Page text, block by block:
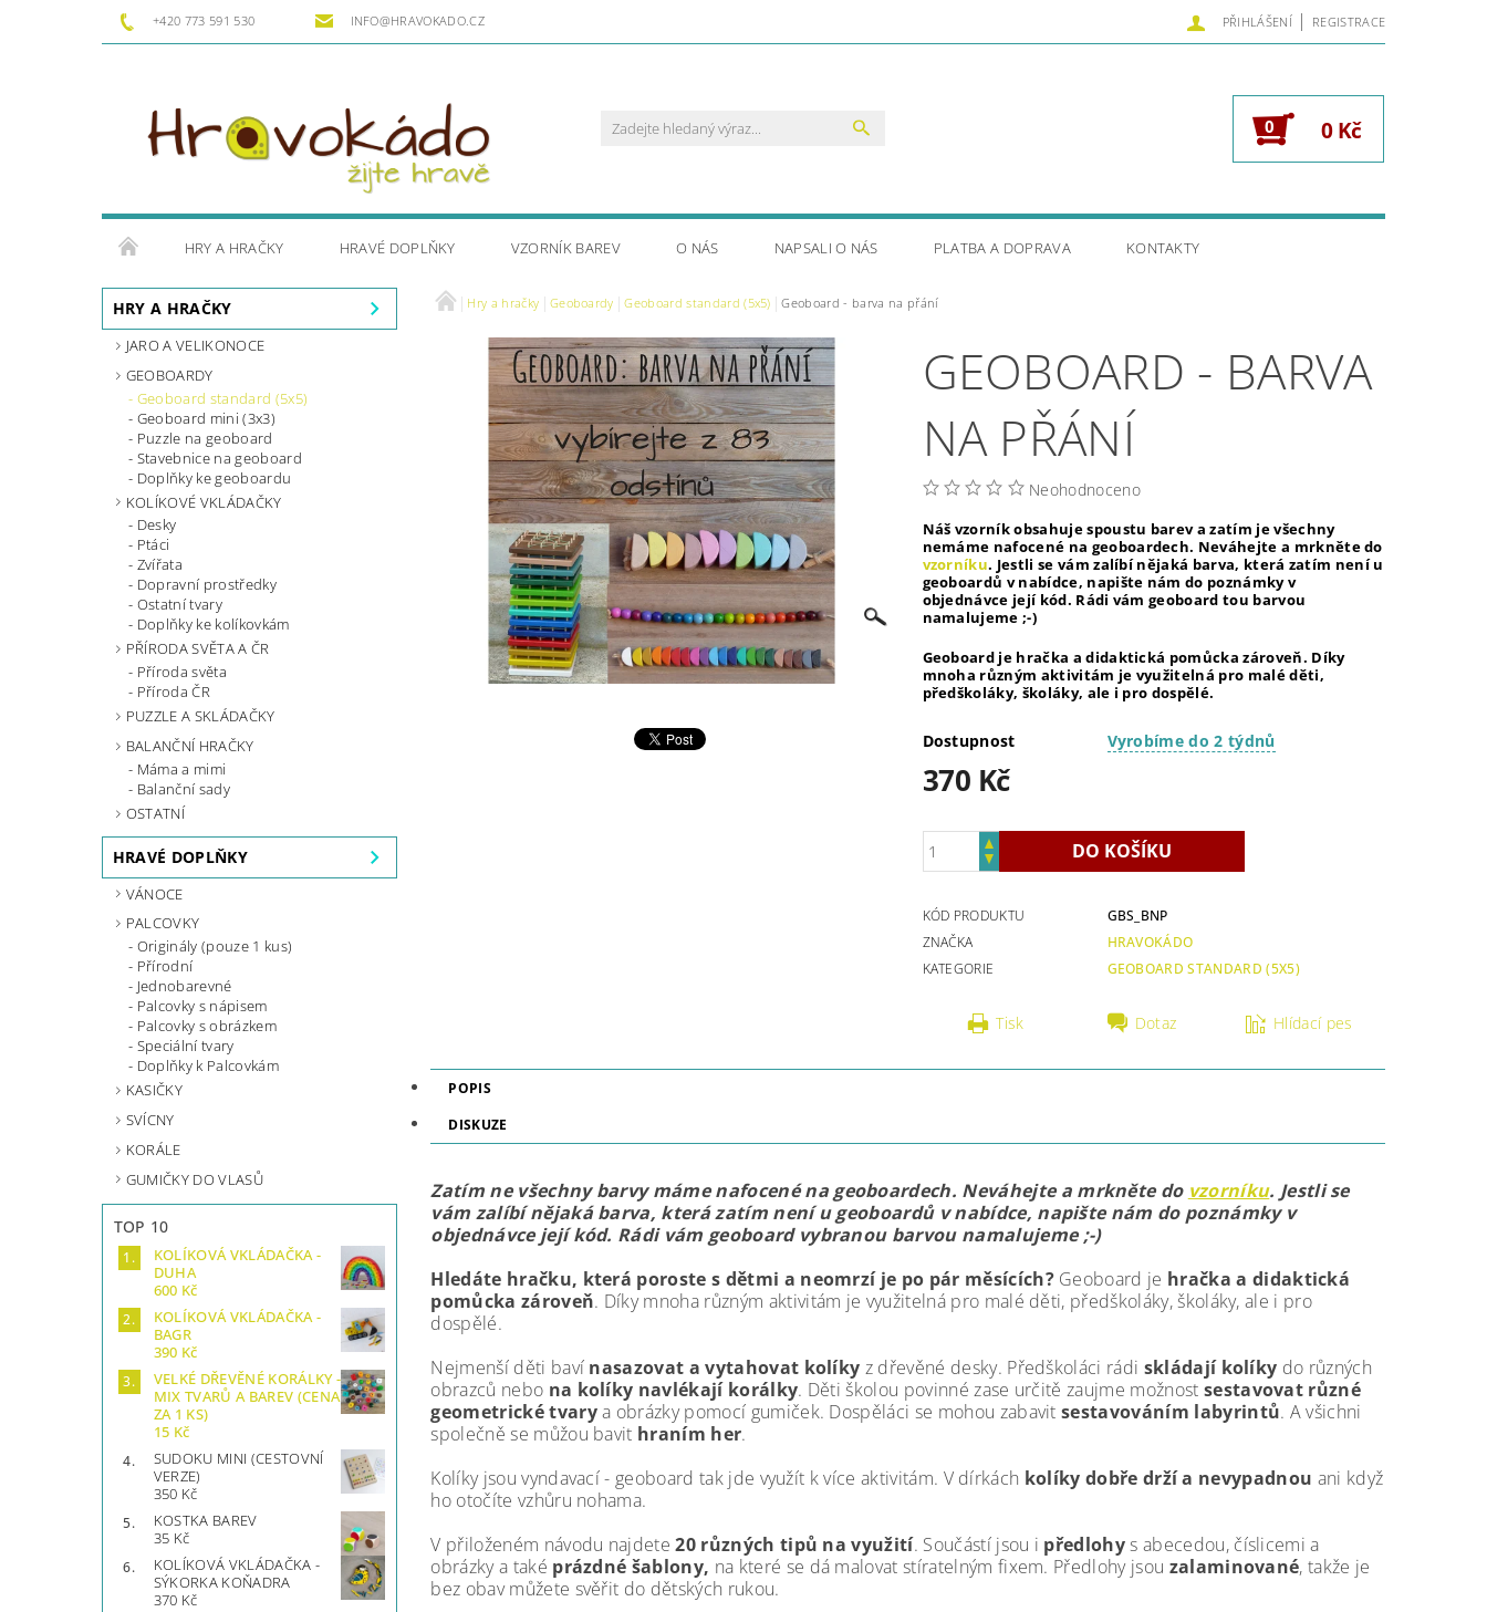
+420 773 591 530 INFO@HRAVOKADO.CZ PŘIHLÁŠENÍ | REGISTRACE
0 0 Kč
HRY A HRAČKY HRAVÉ DOPLŇKY VZORNÍK BAREV O NÁS NAPSALI O NÁS PLATBA A DOPRAVA KONTAKTY
HRY A HRAČKY
JARO A VELIKONOCE
GEOBOARDY
Geoboard standard (5x5)
Geoboard mini (3x3)
Puzzle na geoboard
Stavebnice na geoboard
Doplňky ke geoboardu
KOLÍKOVÉ VKLÁDAČKY
Desky
Ptáci
Zvířata
Dopravní prostředky
Ostatní tvary
Doplňky ke kolíkovkám
PŘÍRODA SVĚTA A ČR
Příroda světa
Příroda ČR
PUZZLE A SKLÁDAČKY
BALANČNÍ HRAČKY
Máma a mimi
Balanční sady
OSTATNÍ
HRAVÉ DOPLŇKY
VÁNOCE
PALCOVKY
Originály (pouze 1 kus)
Přírodní
Jednobarevné
Palcovky s nápisem
Palcovky s obrázkem
Speciální tvary
Doplňky k Palcovkám
KASIČKY
SVÍCNY
KORÁLE
GUMIČKY DO VLASŮ
TOP 10
KOLÍKOVÁ VKLÁDAČKA -
DUHA
600 Kč
KOLÍKOVÁ VKLÁDAČKA -
BAGR
390 Kč
VELKÉ DŘEVĚNÉ KORÁLKY -
MIX TVARŮ A BAREV (CENA
ZA 1 KS)
15 Kč
SUDOKU MINI (CESTOVNÍ
VERZE)
350 Kč
KOSTKA BAREV
35 Kč
KOLÍKOVÁ VKLÁDAČKA -
SÝKORKA KOŇADRA
370 Kč
Hry a hračky Geoboardy Geoboard standard (5x5) Geoboard - barva na přání
GEOBOARD - BARVA
NA PŘÁNÍ
Neohodnoceno
Náš vzorník obsahuje spoustu barev a zatím je všechny
nemáme nafocené na geoboardech. Neváhejte a mrkněte do
vzorníku. Jestli se vám zalíbí nějaká barva, která zatím není u
geoboardů v nabídce, napište nám do poznámky v
objednávce její kód. Rádi vám geoboard tou barvou
namalujeme ;-)
Geoboard je hračka a didaktická pomůcka zároveň. Díky
mnoha různým aktivitám je využitelná pro malé děti,
předškoláky, školáky, ale i pro dospělé.
Dostupnost Vyrobíme do 2 týdnů
370 Kč
KÓD PRODUKTU
GBS_BNP
ZNAČKA
HRAVOKÁDO
KATEGORIE
GEOBOARD STANDARD (5X5)
Tisk Dotaz Hlídací pes
POPIS
DISKUZE
Zatím ne všechny barvy máme nafocené na geoboardech. Neváhejte a mrkněte do vzorníku. Jestli se
vám zalíbí nějaká barva, která zatím není u geoboardů v nabídce, napište nám do poznámky v
objednávce její kód. Rádi vám geoboard vybranou barvou namalujeme ;-)
Hledáte hračku, která poroste s dětmi a neomrzí je po pár měsících?Geoboard je hračka a didaktická
pomůcka zároveň. Díky mnoha různým aktivitám je využitelná pro malé děti, předškoláky, školáky, ale i pro
dospělé.
Nejmenší děti baví nasazovat a vytahovat kolíky z dřevěné desky. Předškoláci rádi skládají kolíky do různých
obrazců nebo na kolíky navlékají korálky. Děti školou povinné zase určitě zaujme možnost sestavovat různé
geometrické tvarya obrázky pomocí gumiček. Dospěláci se mohou zabavitsestavováním labyrintů. A všichni
společně se můžou bavit hraním her.
Kolíky jsou vyndavací - geoboard tak jde využít k více aktivitám. V dírkách kolíky dobře drží a nevypadnou ani když
ho otočíte vzhůru nohama.
V přiloženém návodu najdete20 různých tipů na využití. Součástí jsou i předlohys abecedou, číslicemi a
obrázky a také prázdné šablony, na které se dá malovat stíratelným fixem. Předlohy jsou zalaminované, takže je
bez obav můžete svěřit do dětských rukou.